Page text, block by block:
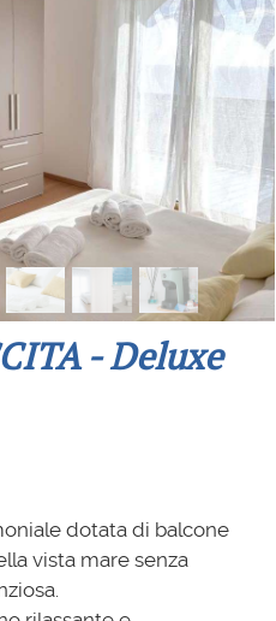
- Deluxe
dotata di balcone
vista mare senza